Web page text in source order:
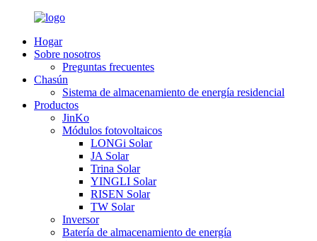
Hogar
Sobre nosotros
Preguntas frecuentes
Chasún
Sistema de almacenamiento de energía residencial
Productos
JinKo
Módulos fotovoltaicos
LONGi Solar
JA Solar
Trina Solar
YINGLI Solar
RISEN Solar
TW Solar
Inversor
Batería de almacenamiento de energía